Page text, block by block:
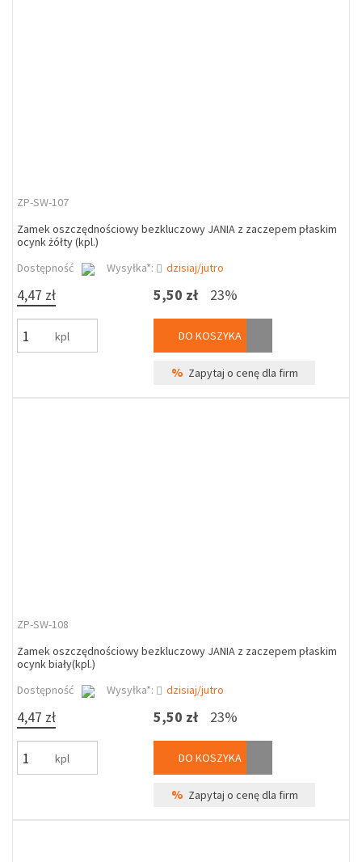
ZP-SW-107
Zamek oszczędnościowy bezkluczowy JANIA z zaczepem płaskim
ocynk żółty (kpl.)
Dostępność
Wysyłka*: dzisiaj/jutro
4,47 zł
kpl
5,50 zł 23%
DO KOSZYKA
% Zapytaj o cenę dla firm
ZP-SW-108
Zamek oszczędnościowy bezkluczowy JANIA z zaczepem płaskim
ocynk biały(kpl.)
Dostępność
Wysyłka*: dzisiaj/jutro
4,47 zł
kpl
5,50 zł 23%
DO KOSZYKA
% Zapytaj o cenę dla firm